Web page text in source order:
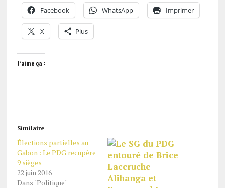
Facebook WhatsApp Imprimer
X Plus
J’aime ça :
Similaire
Élections partielles au
Gabon : Le PDG recupère
9 sièges
22 juin 2016
Dans "Politique"